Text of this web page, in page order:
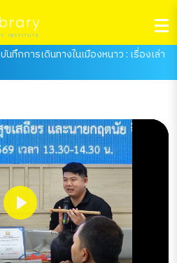
บันทึกการเดินทางในเมืองหนาว : เรื่องเล่า
Play